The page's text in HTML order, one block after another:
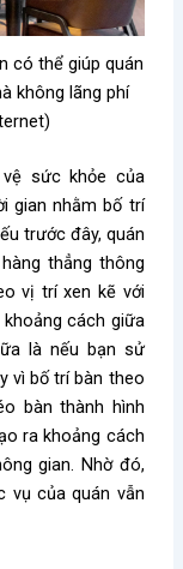
có thể giúp quán
không lãng phí
sức khỏe của
gian nhằm bố trí
trước đây, quán
thẳng thông
vị trí xen kẽ với
cách giữa
là nếu bạn sử
vì bố trí bàn theo
bàn thành hình
ra khoảng cách
gian. Nhờ đó,
vụ của quán vẫn